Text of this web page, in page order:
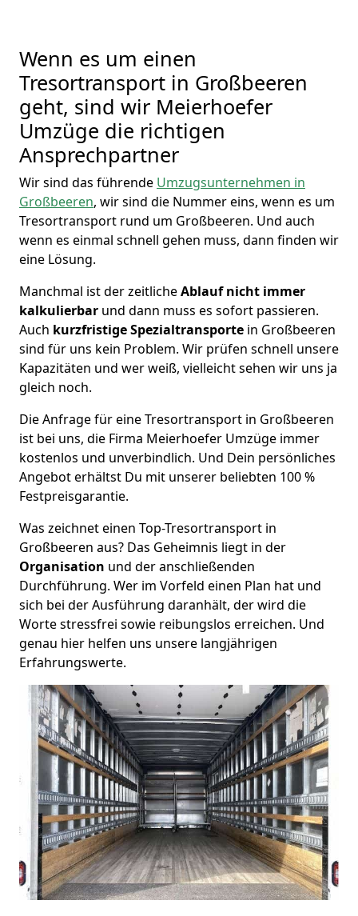
Wenn es um einen
Tresortransport in Großbeeren
geht, sind wir Meierhoefer
Umzüge die richtigen
Ansprechpartner
Wir sind das führende Umzugsunternehmen in
Großbeeren, wir sind die Nummer eins, wenn es um
Tresortransport rund um Großbeeren. Und auch
wenn es einmal schnell gehen muss, dann finden wir
eine Lösung.
Manchmal ist der zeitlicheAblauf nicht immer
kalkulierbar und dann muss es sofort passieren.
Auch kurzfristigeSpezialtransporte in Großbeeren
sind für uns kein Problem. Wir prüfen schnell unsere
Kapazitäten und wer weiß, vielleicht sehen wir uns ja
gleich noch.
Die Anfrage für eine Tresortransport in Großbeeren
ist bei uns, die Firma Meierhoefer Umzüge immer
kostenlos und unverbindlich. Und Dein persönliches
Angebot erhältst Du mit unserer beliebten 100 %
Festpreisgarantie.
Was zeichnet einen Top-Tresortransport in
Großbeeren aus? Das Geheimnis liegt in der
Organisation und der anschließenden
Durchführung. Wer im Vorfeld einen Plan hat und
sich bei der Ausführung daranhält, der wird die
Worte stressfrei sowie reibungslos erreichen. Und
genau hier helfen uns unsere langjährigen
Erfahrungswerte.